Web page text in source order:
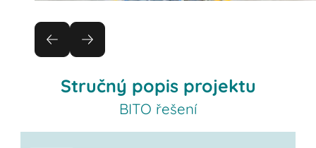
Stručný popis projektu
BITO řešení